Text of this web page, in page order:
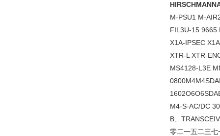
M-PSU1 M-
FIL3U-15 9665
X1A-IPSEC
XTR-L XTR-
MS4128-L3E
M4-S-AC/DC
B、
零二一五二三